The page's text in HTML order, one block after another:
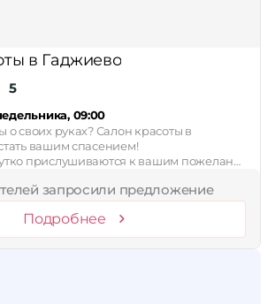
в Гаджиево
5
09:00
о своих руках? Салон красоты в
вашим спасением!
прислушиваются к вашим пожелан…
запросили предложение
Подробнее